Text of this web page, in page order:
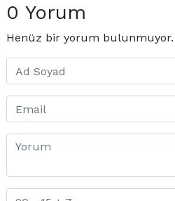
0 Yorum
Henüz bir yorum